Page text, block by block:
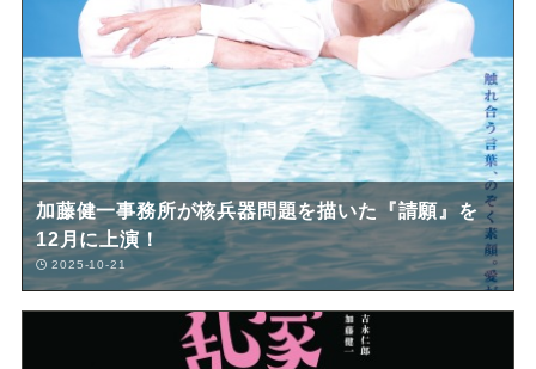
加藤健一事務所が核兵器問題を描いた『請願』を
12月に上演！
2025-10-21